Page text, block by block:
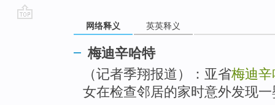
网络释义 英英释义
梅迪辛哈特
（记者季翔报道）：亚省梅迪
女在检查邻居的家时意外发现